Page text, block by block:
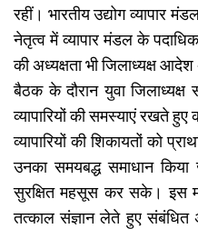
रहीं। भारतीय उद्योग व्यापार
नेतृत्व में व्यापार मंडल के
की अध्यक्षता भी जिलाध्यक्ष आदेश
बैठक के दौरान युवा
व्यापारियों की समस्याएं रखते
व्यापारियों की शिकायतों को
उनका समयबद्ध समाधान किया
सुरक्षित महसूस कर सके। इस
तत्काल संज्ञान लेते हुए संबंधित